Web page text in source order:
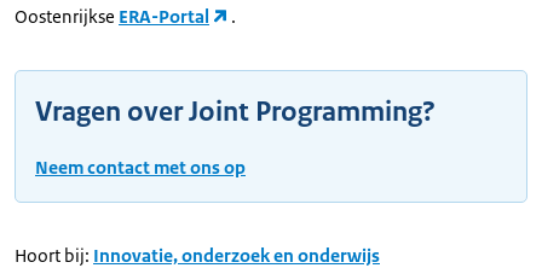
Oostenrijkse ERA-Portal .
Vragen over Joint Programming?
Neem contact met ons op
Hoort bij: Innovatie, onderzoek en onderwijs